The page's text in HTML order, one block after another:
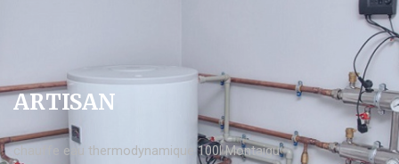
ARTISAN
chauffe eau thermodynamique 100l Montaigu